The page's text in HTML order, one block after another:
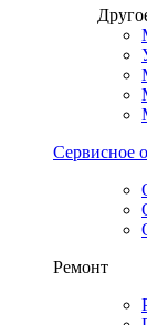
Сервисное
Ремонт